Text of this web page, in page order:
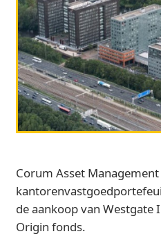
Corum Asset
de aankoop van Westgate
Origin fonds.